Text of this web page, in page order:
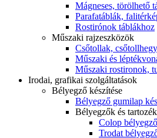
Mágneses, törölhető
Parafatáblák,
Rostirónok táblákhoz
Műszaki rajzeszközök
Csőtollak,
Műszaki és
Műszaki rostironok,
Irodai, grafikai szolgáltatások
Bélyegző készítése
Bélyegző gumilap
Bélyegzők és
Colop
Trodat